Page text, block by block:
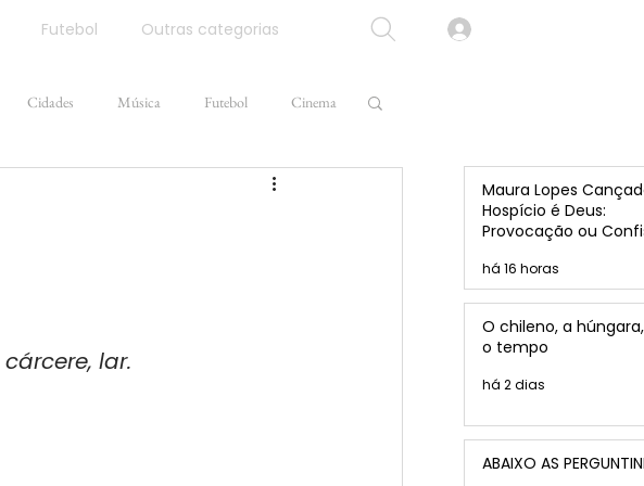
Futebol Outras categorias
Cidades Música Futebol Cinema
lar.
Maura Lopes
Hospício é Deus:
Provocação ou
há 16 horas
O chileno, a
o tempo
há 2 dias
ABAIXO AS